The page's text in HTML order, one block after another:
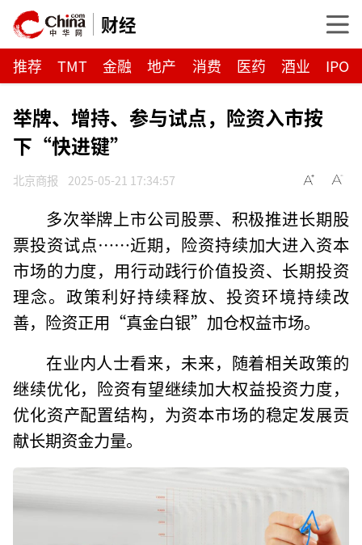
财经
推荐 TMT 金融 地产 消费 医药 酒业 IPO
举牌、增持、参与试点，险资入市按
下“快进键”
北京商报 2025-05-21 17:34:57
多次举牌上市公司股票、积极推进长期股
票投资试点……近期，险资持续加大进入资本
市场的力度，用行动践行价值投资、长期投资
理念。政策利好持续释放、投资环境持续改
善，险资正用“真金白银”加仓权益市场。
在业内人士看来，未来，随着相关政策的
继续优化，险资有望继续加大权益投资力度，
优化资产配置结构，为资本市场的稳定发展贡
献长期资金力量。